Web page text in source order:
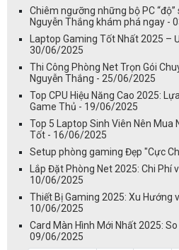
Chiêm ngưỡng những bộ PC
Nguyễn Thắng khám phá ngay -
Laptop Gaming Tốt Nhất 2025 –
30/06/2025
Thi Công Phòng Net Trọn Gói
Nguyễn Thắng - 25/06/2025
Top CPU Hiệu Năng Cao 2025:
Game Thủ - 19/06/2025
Top 5 Laptop Sinh Viên Nên Mua
Tốt - 16/06/2025
Setup phòng gaming Đẹp "Cực
Lắp Đặt Phòng Net 2025: Chi Phí
10/06/2025
Thiết Bị Gaming 2025: Xu Hướng
10/06/2025
Card Màn Hình Mới Nhất 2025:
09/06/2025